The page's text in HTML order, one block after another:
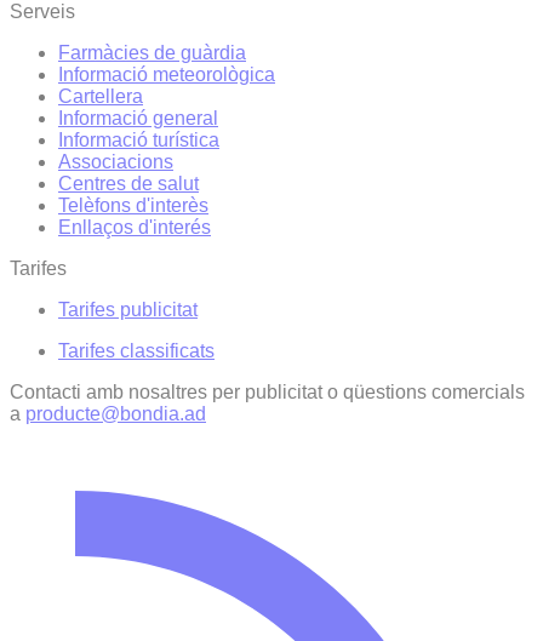
Serveis
Farmàcies de guàrdia
Informació meteorològica
Cartellera
Informació general
Informació turística
Associacions
Centres de salut
Telèfons d'interès
Enllaços d'interés
Tarifes
Tarifes publicitat
Tarifes classificats
Contacti amb nosaltres per publicitat o qüestions comercials
a producte@bondia.ad